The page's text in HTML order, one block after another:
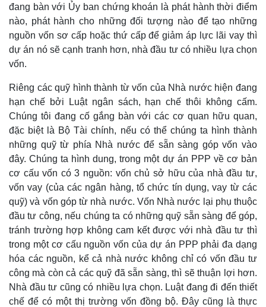
đang bàn với Ủy ban chứng khoán là phát hành thời điểm
nào, phát hành cho những đối tượng nào để tạo những
nguồn vốn sơ cấp hoặc thứ cấp để giảm áp lực lãi vay thì
dự án nó sẽ cạnh tranh hơn, nhà đầu tư có nhiều lựa chọn
vốn.
Riêng các quỹ hình thành từ vốn của Nhà nước hiện đang
hạn chế bởi Luật ngân sách, hạn chế thôi không cấm.
Chúng tôi đang cố gắng bàn với các cơ quan hữu quan,
đặc biệt là Bộ Tài chính, nếu có thể chúng ta hình thành
những quỹ từ phía Nhà nước để sẵn sàng góp vốn vào
đây. Chúng ta hình dung, trong một dự án PPP về cơ bản
cơ cấu vốn có 3 nguồn: vốn chủ sở hữu của nhà đầu tư,
vốn vay (của các ngân hàng, tổ chức tín dụng, vay từ các
quỹ) và vốn góp từ nhà nước. Vốn Nhà nước lại phụ thuộc
đầu tư công, nếu chúng ta có những quỹ sẵn sàng để góp,
tránh trường hợp không cam kết được với nhà đầu tư thì
trong một cơ cấu nguồn vốn của dự án PPP phải đa dạng
hóa các nguồn, kể cả nhà nước không chỉ có vốn đầu tư
công mà còn cả các quỹ đã sẵn sàng, thì sẽ thuận lợi hơn.
Nhà đầu tư cũng có nhiều lựa chọn. Luật đang đi đến thiết
chế để có một thị trường vốn đồng bộ. Đây cũng là thực